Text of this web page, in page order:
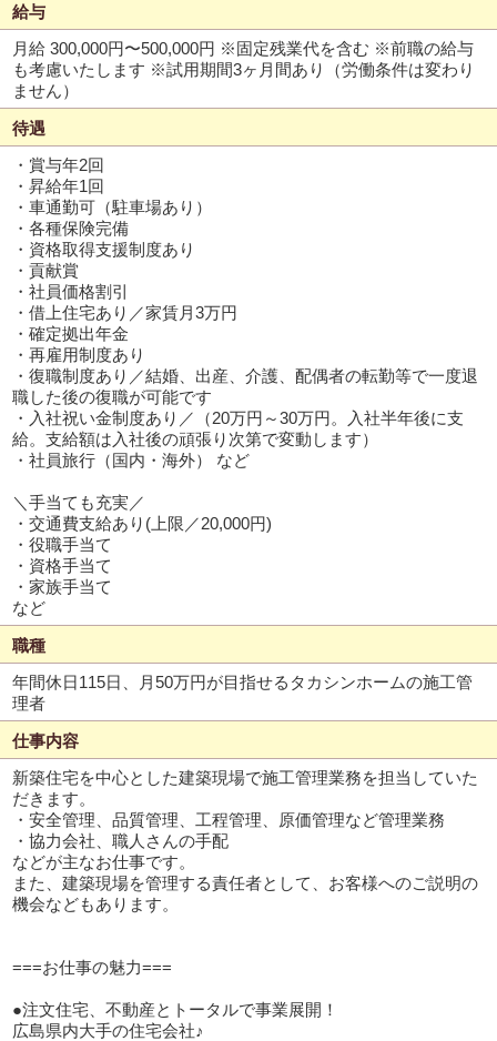
給与
月給 300,000円〜500,000円 ※固定残業代を含む ※前職の給与
も考慮いたします ※試用期間3ヶ月間あり（労働条件は変わり
ません）
待遇
・賞与年2回
・昇給年1回
・車通勤可（駐車場あり）
・各種保険完備
・資格取得支援制度あり
・貢献賞
・社員価格割引
・借上住宅あり／家賃月3万円
・確定拠出年金
・再雇用制度あり
・復職制度あり／結婚、出産、介護、配偶者の転勤等で一度退
職した後の復職が可能です
・入社祝い金制度あり／（20万円～30万円。入社半年後に支
給。支給額は入社後の頑張り次第で変動します）
・社員旅行（国内・海外） など
＼手当ても充実／
・交通費支給あり(上限／20,000円)
・役職手当て
・資格手当て
・家族手当て
など
職種
年間休日115日、月50万円が目指せるタカシンホームの施工管
理者
仕事内容
新築住宅を中心とした建築現場で施工管理業務を担当していた
だきます。
・安全管理、品質管理、工程管理、原価管理など管理業務
・協力会社、職人さんの手配
などが主なお仕事です。
また、建築現場を管理する責任者として、お客様へのご説明の
機会などもあります。
===お仕事の魅力===
●注文住宅、不動産とトータルで事業展開！
広島県内大手の住宅会社♪